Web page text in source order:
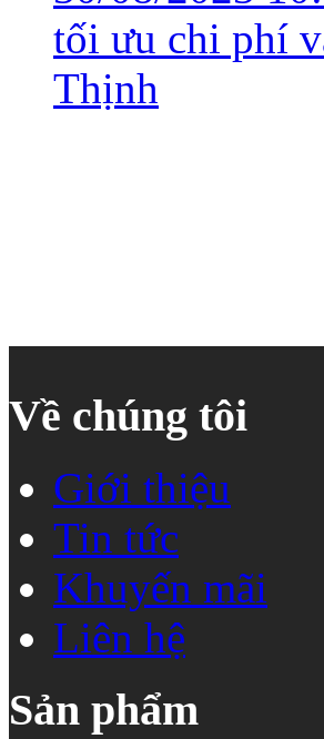
tối ưu chi phí
Thịnh
Về chúng tôi
Giới thiệu
Tin tức
Khuyến mãi
Liên hệ
Sản phẩm